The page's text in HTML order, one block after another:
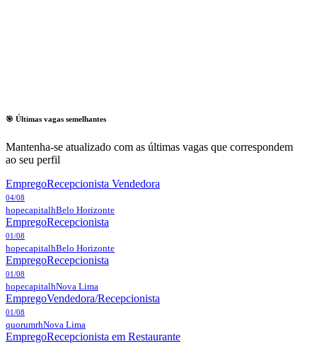
🎯 Últimas vagas semelhantes
Mantenha-se atualizado com as últimas vagas que correspondem
ao seu perfil
EmpregoRecepcionista Vendedora
04/08
hopecapitalhBelo Horizonte
EmpregoRecepcionista
01/08
hopecapitalhBelo Horizonte
EmpregoRecepcionista
01/08
hopecapitalhNova Lima
EmpregoVendedora/Recepcionista
01/08
quorumrhNova Lima
EmpregoRecepcionista em Restaurante